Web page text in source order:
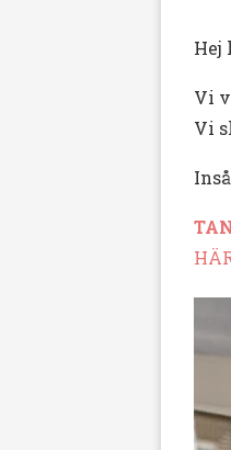
Hej
Vi
Vi